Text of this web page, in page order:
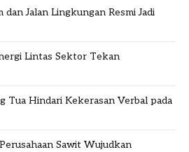
Jalan Lingkungan Resmi Jadi
Lintas Sektor Tekan
Tua Hindari Kekerasan Verbal pada
Sawit Wujudkan